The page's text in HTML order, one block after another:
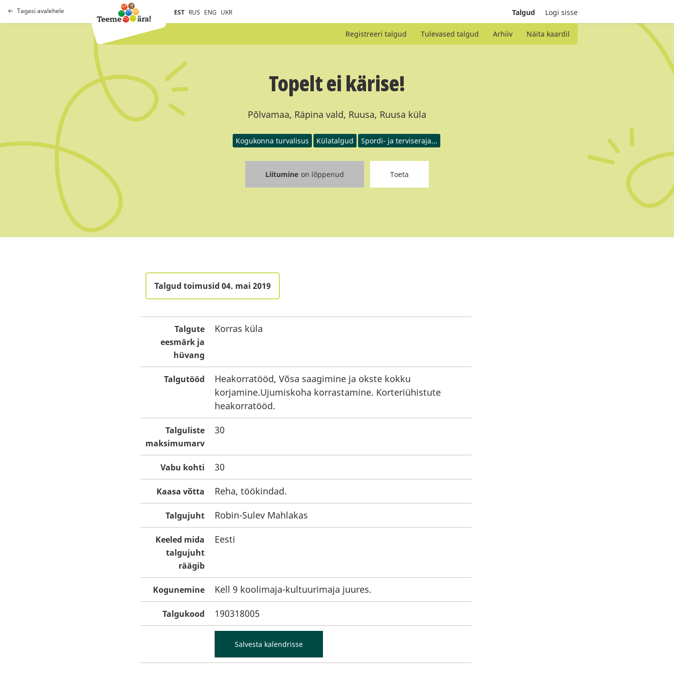
Tagasi avalehele EST RUS ENG UKR Talgud Logi sisse
Registreeri talgud Tulevased talgud Arhiiv Näita kaardil
Topelt ei kärise!
Põlvamaa, Räpina vald, Ruusa, Ruusa küla
Kogukonna turvalisus Külatalgud Spordi- ja terviseraja...
Liitumine on lõppenud Toeta
Talgud toimusid 04. mai 2019
Talgute
eesmärk ja
hüvang
Korras küla
Talgutööd
Heakorratööd, Võsa saagimine ja okste kokku
korjamine.Ujumiskoha korrastamine. Korteriühistute
heakorratööd.
Talguliste
maksimumarv
30
Vabu kohti 30
Kaasa võtta Reha, töökindad.
Talgujuht Robin-Sulev Mahlakas
Keeled mida
talgujuht
räägib
Eesti
Kogunemine Kell 9 koolimaja-kultuurimaja juures.
Talgukood 190318005
Salvesta kalendrisse